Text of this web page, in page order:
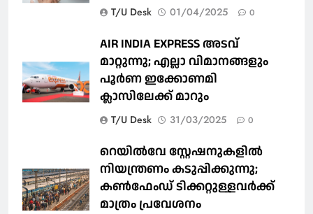
T/U Desk 01/04/2025 0
AIR INDIA EXPRESS അടവ്
മാറ്റുന്നു; എല്ലാ വിമാനങ്ങളും
പൂര്‍ണ ഇക്കോണമി
ക്ലാസിലേക്ക് മാറും
T/U Desk 31/03/2025 0
റെയില്‍വേ സ്റ്റേഷനുകളിൽ
നിയന്ത്രണം കടുപ്പിക്കുന്നു;
കണ്‍ഫേംഡ് ടിക്കറ്റുള്ളവര്‍ക്ക്
മാത്രം പ്രവേശനം